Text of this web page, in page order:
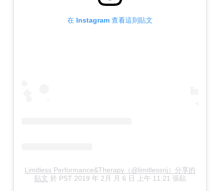
在 Instagram 查看這則貼文
Limitless Performance&Therapy（@limitlessnj）分享的
貼文 於 PST 2019 年 2月 月 6 日 上午 11:21 張貼